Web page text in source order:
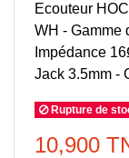
Ecouteur
WH - Gamme
Impédance
Jack 3.5mm -
Rupture de
10,900